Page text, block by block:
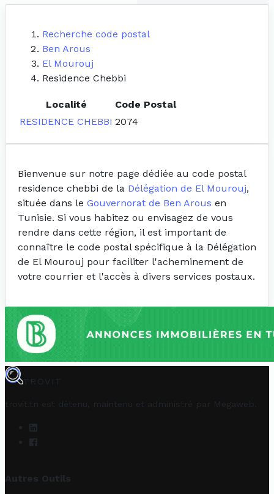
Recherche code postal
Ben Arous
El Mourouj
Residence Chebbi
Localité
Code Postal
RESIDENCE CHEBBI 2074
Bienvenue sur notre page dédiée au code postal
residence chebbi de la Délégation de El Mourouj,
située dans le Gouvernorat de Ben Arous en
Tunisie. Si vous habitez ou envisagez de vous
rendre dans cette région, il est important de
connaître le code postal spécifique à la Délégation
de El Mourouj pour faciliter l'acheminement de
votre courrier et l'accès à divers services postaux.
TROVIT
trovit.tn est détenu, maintenu et administré par Megaweb
Autres Outils